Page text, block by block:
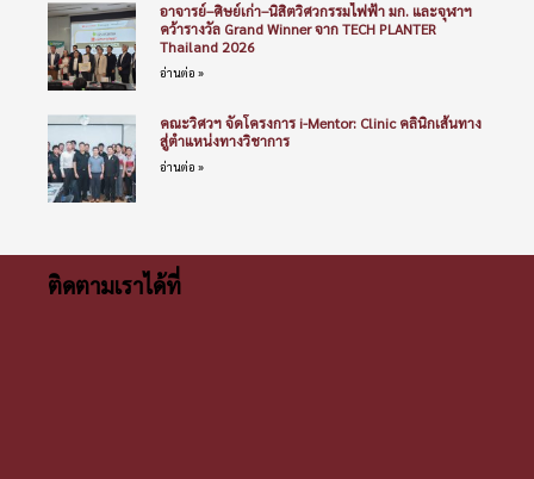
อาจารย์–ศิษย์เก่า–นิสิตวิศวกรรมไฟฟ้า มก. และจุฬาฯ
คว้ารางวัล Grand Winner จาก TECH PLANTER
Thailand 2026
อ่านต่อ »
คณะวิศวฯ จัดโครงการ i-Mentor: Clinic คลินิกเส้นทาง
สู่ตำแหน่งทางวิชาการ
อ่านต่อ »
ติดตามเราได้ที่